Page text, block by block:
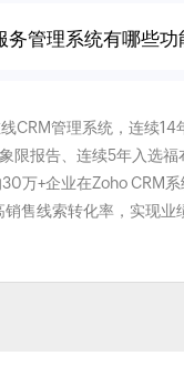
务管理系统有哪些功
CRM管理系统，连续14
限报告、连续5年入选福
万+企业在Zoho CRM系
售线索转化率，实现业